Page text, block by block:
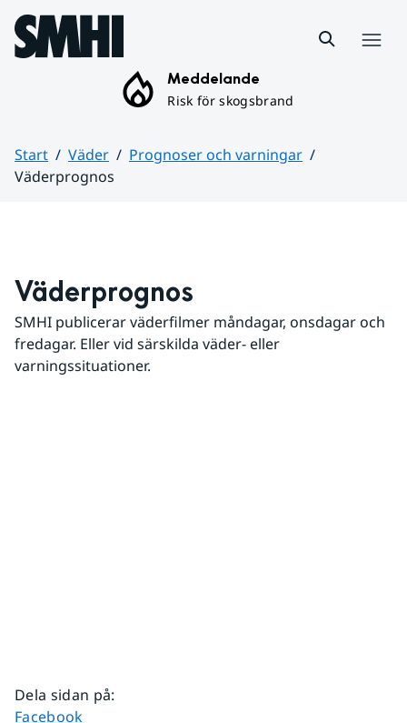
Hoppa till sidans innehåll
Meddelande
Risk för skogsbrand
Start Väder
Prognoser och varningar
Väderprognos
Väderprognos
SMHI publicerar väderfilmer måndagar, onsdagar och
fredagar. Eller vid särskilda väder- eller
varningssituationer.
Dela sidan på:
Dela sidan på
Facebook